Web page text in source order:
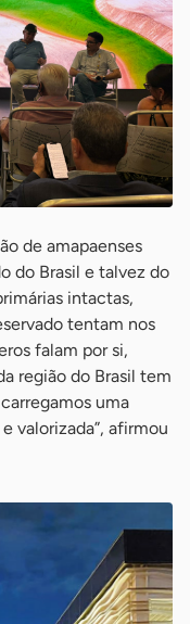
de amapaenses
do Brasil e talvez do
intactas,
tentam nos
falam por si,
região do Brasil tem
uma
valorizada”, afirmou